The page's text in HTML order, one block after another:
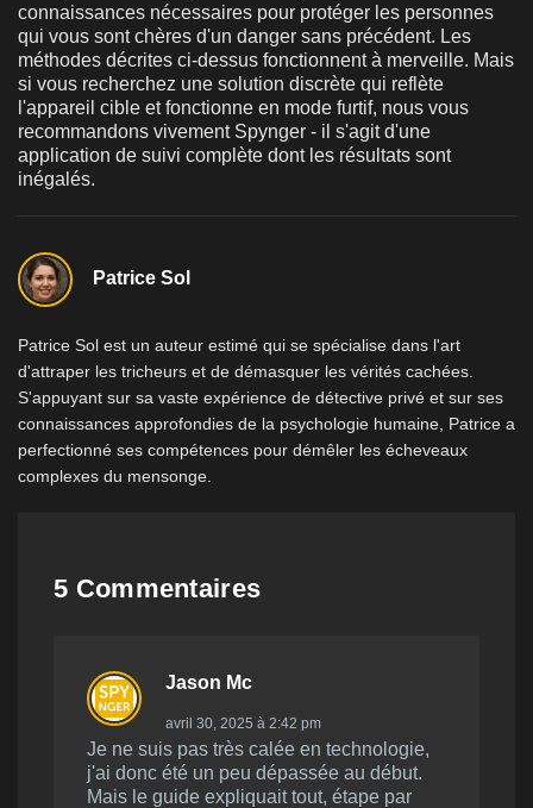
connaissances nécessaires pour protéger les personnes
qui vous sont chères d'un danger sans précédent. Les
méthodes décrites ci-dessus fonctionnent à merveille. Mais
si vous recherchez une solution discrète qui reflète
l'appareil cible et fonctionne en mode furtif, nous vous
recommandons vivement Spynger - il s'agit d'une
application de suivi complète dont les résultats sont
inégalés.
Patrice Sol
Patrice Sol est un auteur estimé qui se spécialise dans l'art
d'attraper les tricheurs et de démasquer les vérités cachées.
S'appuyant sur sa vaste expérience de détective privé et sur ses
connaissances approfondies de la psychologie humaine, Patrice a
perfectionné ses compétences pour démêler les écheveaux
complexes du mensonge.
5 Commentaires
Jason Mc
avril 30, 2025 à 2:42 pm
Je ne suis pas très calée en technologie,
j'ai donc été un peu dépassée au début.
Mais le guide expliquait tout, étape par